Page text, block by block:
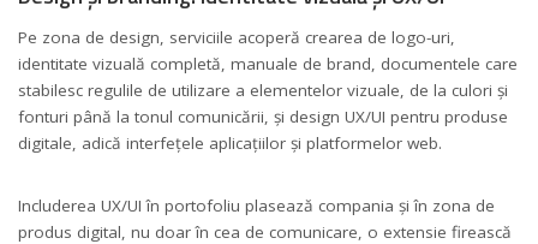
Pe zona de design, serviciile acoperă crearea de logo-uri,
identitate vizuală completă, manuale de brand, documentele care
stabilesc regulile de utilizare a elementelor vizuale, de la culori și
fonturi până la tonul comunicării, și design UX/UI pentru produse
digitale, adică interfețele aplicațiilor și platformelor web.
Includerea UX/UI în portofoliu plasează compania și în zona de
produs digital, nu doar în cea de comunicare, o extensie firească